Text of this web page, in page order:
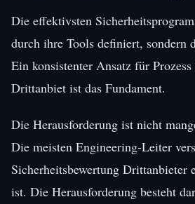
Die effektivsten
durch ihre Tools definiert, sondern
Ein konsistenter Ansatz für
Drittanbiet ist das Fundament.
Die Herausforderung ist nicht
Die meisten Engineering-Leiter
Sicherheitsbewertung Drittanbieter
ist. Die Herausforderung besteht